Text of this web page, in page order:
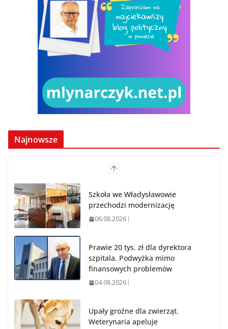
Najnowsze
Szkoła we Władysławowie
przechodzi modernizację
06.08.2026
Prawie 20 tys. zł dla dyrektora
szpitala. Podwyżka mimo
finansowych problemów
04.08.2026
Upały groźne dla zwierząt.
Weterynaria apeluje